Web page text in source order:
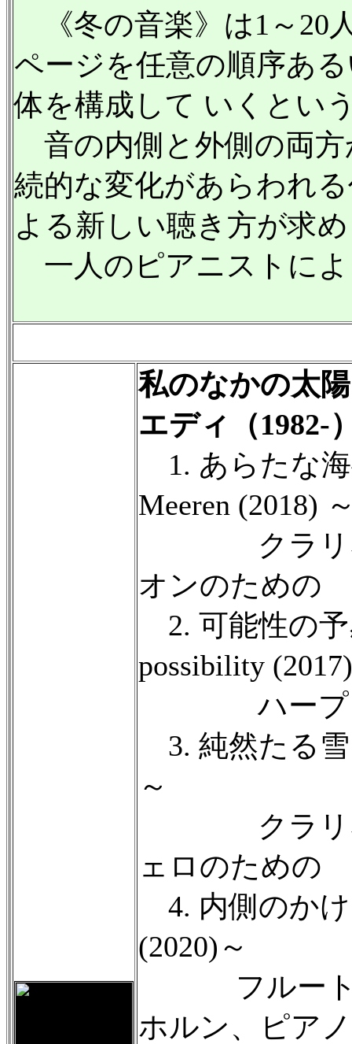
《冬の音楽》は1～20
ページを任意の順序あ
体を構成して いくとい
音の内側と外側の両
続的な変化があらわれ
よる新しい聴き方が求
一人のピアニストに
私のなかの太
エディ（1982-
1. あらたな海
Meeren (2018)
クラリネ
オンのための
2. 可能性の予
possibility
ハープと
3. 純然たる雪
～
クラリネ
ェロのための
4. 内側のかけ
(2020)～
フルート、
ホルン、ピア